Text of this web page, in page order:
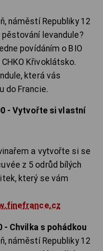
náměstí Republiky 12
levandule?
povídáním o BIO
Křivoklátsko.
která vás
do Francie.
- Vytvořte si vlastní
a vytvořte si se
z 5 odrůd bílých
který se vám
- Chvilka s pohádkou
náměstí Republiky 12